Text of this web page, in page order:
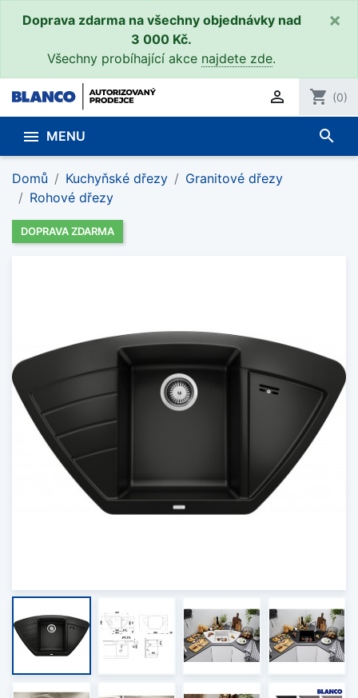
Doprava zdarma na všechny objednávky nad
3 000 Kč.
Všechny probíhající akce najdete zde.
×
 shopping_cart (0)
 MENU search
Domů Kuchyňské dřezy
Granitové dřezy
Rohové dřezy
DOPRAVA ZDARMA